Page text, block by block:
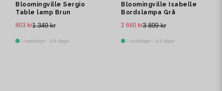
Bloomingville Sergio
Table lamp Brun
1 349 kr
803 kr
I webblager - 4-8 dagar
Bloomingville Isabelle
Bordslampa Grå
3 899 kr
2 660 kr
I webblager - 4-8 dagar